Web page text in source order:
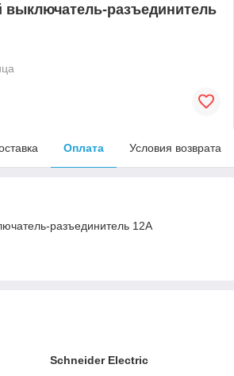
выключатель-разъединитель
Оплата Условия возврата
разъединитель 12А
Schneider Electric